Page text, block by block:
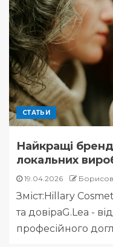
СТАТЬИ
Найкращі
локальних
19.04.2026
Зміст:Hillary
та довіраG.Lea -
професійного